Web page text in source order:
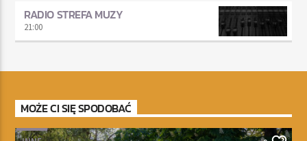
RADIO STREFA MUZY
21:00
MOŻE CI SIĘ SPODOBAĆ